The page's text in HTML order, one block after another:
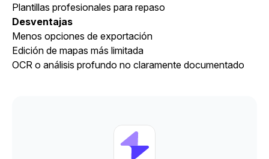
Plantillas profesionales para repaso
Desventajas
Menos opciones de exportación
Edición de mapas más limitada
OCR o análisis profundo no claramente documentado